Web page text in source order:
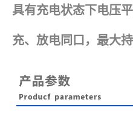
具有充电状态下电压平
充、放电同口，最大